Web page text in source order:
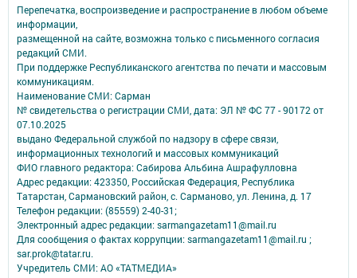
Перепечатка, воспроизведение и распространение в любом объеме
информации,
размещенной на сайте, возможна только с письменного согласия
редакций СМИ.
При поддержке Республиканского агентства по печати и массовым
коммуникациям.
Наименование СМИ: Сарман
№ свидетельства о регистрации СМИ, дата: ЭЛ № ФС 77 - 90172 от
07.10.2025
выдано Федеральной службой по надзору в сфере связи,
информационных технологий и массовых коммуникаций
ФИО главного редактора: Сабирова Альбина Ашрафулловна
Адрес редакции: 423350, Российская Федерация, Республика
Татарстан, Сармановский район, с. Сарманово, ул. Ленина, д. 17
Телефон редакции: (85559) 2-40-31;
Электронный адрес редакции: sarmangazetam11@mail.ru
Для сообщения о фактах коррупции: sarmangazetam11@mail.ru ;
sar.prok@tatar.ru.
Учредитель СМИ: АО «ТАТМЕДИА»